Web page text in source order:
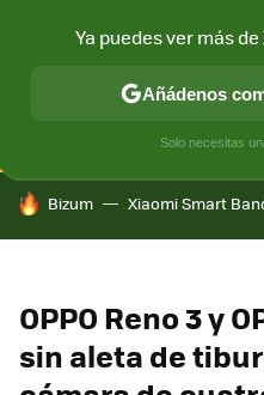
CONECTIVIDAD MÓVIL Y
HOY SE HABLA DE
Bizum Xiaomi Smart
OPPO Reno 3 y
sin aleta de
Ya puedes ver más
Añádenos
Solo necesitas